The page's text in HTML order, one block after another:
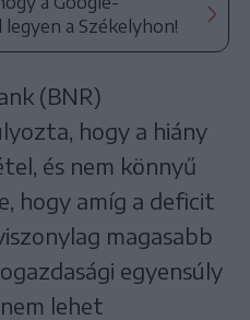
a Székelyhon!
(BNR)
hogy a hiány
és nem könnyű
hogy amíg a deficit
magasabb
egyensúly
lehet